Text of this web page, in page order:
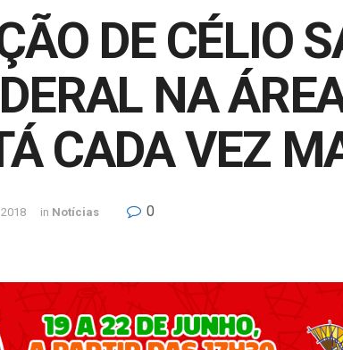
DE CÉLIO
NA
CADA VEZ
in Notícias 0